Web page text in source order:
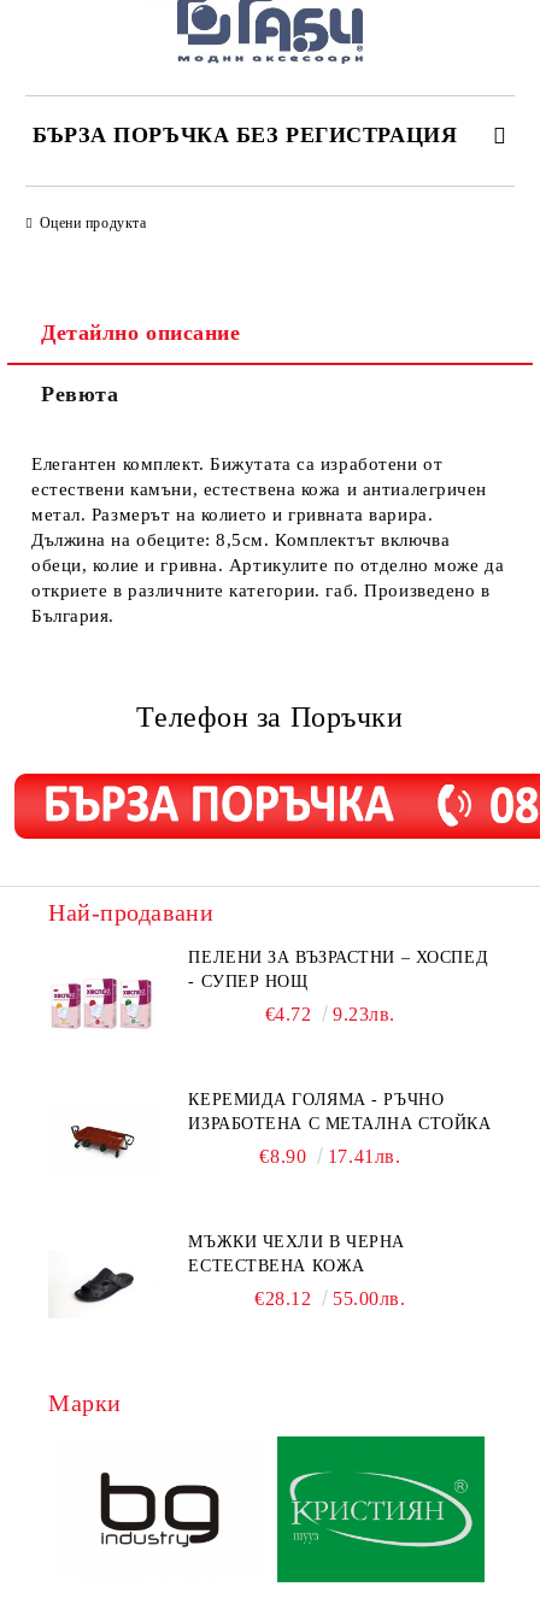
БЪРЗА ПОРЪЧКА БЕЗ РЕГИСТРАЦИЯ
Оцени продукта
Детайлно описание
Ревюта
Елегантен комплект. Бижутата са изработени от
естествени камъни, естествена кожа и антиалегричен
метал. Размерът на колието и гривната варира.
Дължина на обеците: 8,5см. Комплектът включва
обеци, колие и гривна. Артикулите по отделно може да
откриете в различните категории. габ. Произведено в
България.
Телефон за Поръчки
Най-продавани
ПЕЛЕНИ ЗА ВЪЗРАСТНИ – ХОСПЕД
- СУПЕР НОЩ
€4.72 9.23лв.
КЕРЕМИДА ГОЛЯМА - РЪЧНО
ИЗРАБОТЕНА С МЕТАЛНА СТОЙКА
€8.90 17.41лв.
МЪЖКИ ЧЕХЛИ В ЧЕРНА
ЕСТЕСТВЕНА КОЖА
€28.12 55.00лв.
Марки